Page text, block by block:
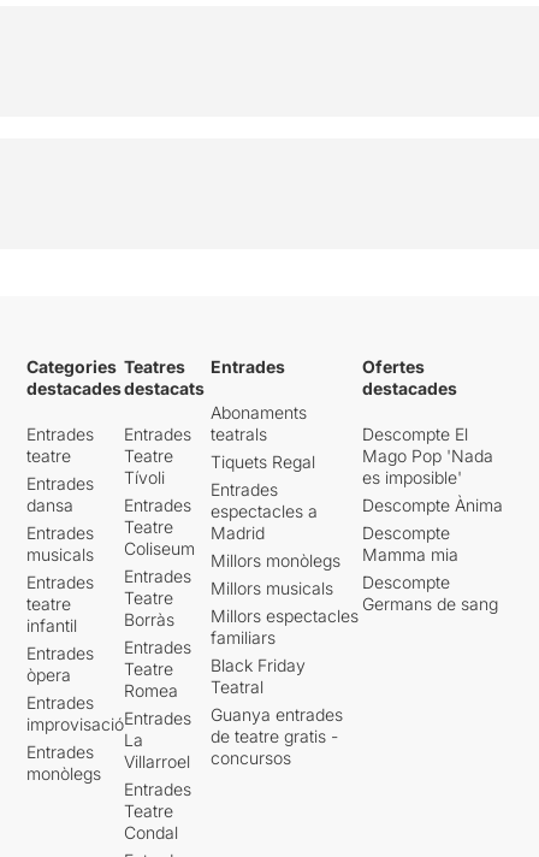
Categories
destacades
Entrades
teatre
Entrades
dansa
Entrades
musicals
Entrades
teatre
infantil
Entrades
òpera
Entrades
improvisació
Entrades
monòlegs
Teatres
destacats
Entrades
Teatre
Tívoli
Entrades
Teatre
Coliseum
Entrades
Teatre
Borràs
Entrades
Teatre
Romea
Entrades
La
Villarroel
Entrades
Teatre
Condal
Entrades
Abonaments
teatrals
Tiquets Regal
Entrades
espectacles a
Madrid
Millors monòlegs
Millors musicals
Millors espectacles
familiars
Black Friday
Teatral
Guanya entrades
de teatre gratis -
concursos
Ofertes
destacades
Descompte El
Mago Pop 'Nada
es imposible'
Descompte Ànima
Descompte
Mamma mia
Descompte
Germans de sang